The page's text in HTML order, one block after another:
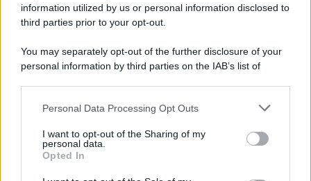
information utilized by us or personal information disclosed to
third parties prior to your opt-out.
You may separately opt-out of the further disclosure of your
personal information by third parties on the IAB’s list of
This information may also be disclosed by us to third parties
disclose it to other third parties.
Please note that this website/app uses one or more Google
services and may gather and store information including but
Personal Data Processing Opt Outs
I want to opt-out of the Sharing of my
personal data.
Opted In